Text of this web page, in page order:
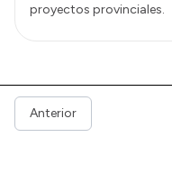
proyectos provinciales.
Anterior